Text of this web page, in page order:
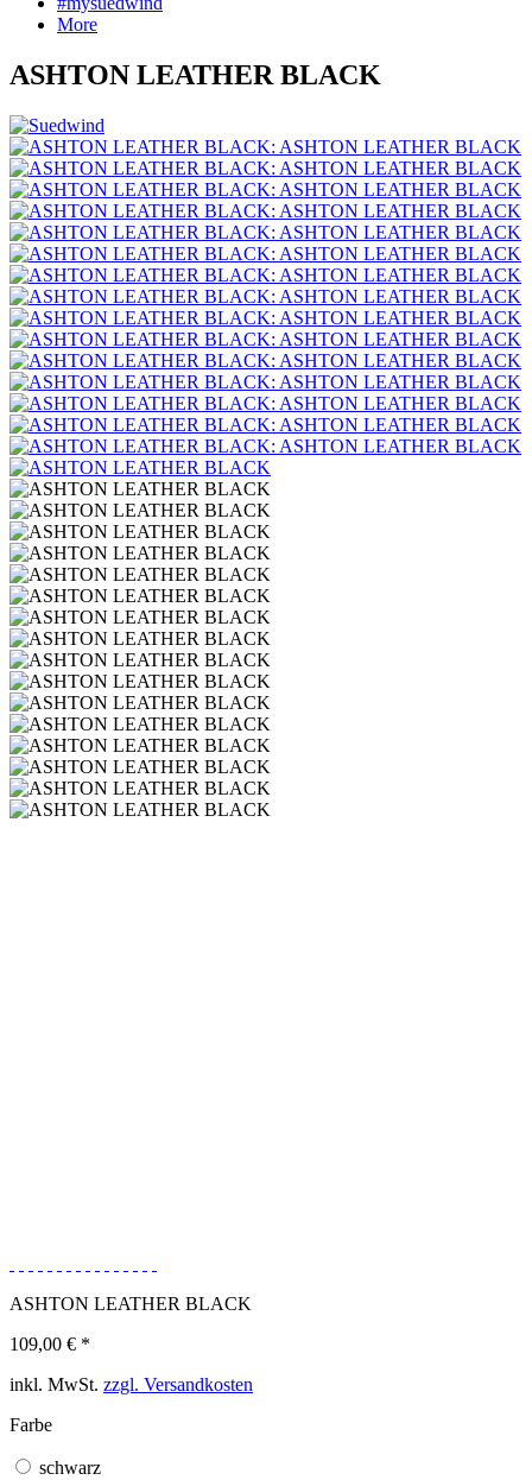
More
ASHTON LEATHER BLACK
ASHTON LEATHER BLACK
109,00 € *
inkl. MwSt. zzgl. Versandkosten
Farbe
schwarz